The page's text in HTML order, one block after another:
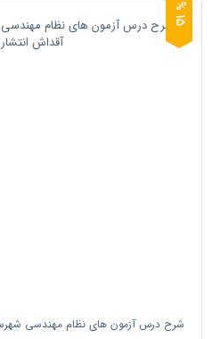
شرح درس آزمون های نظام مهندسی
1
5
%